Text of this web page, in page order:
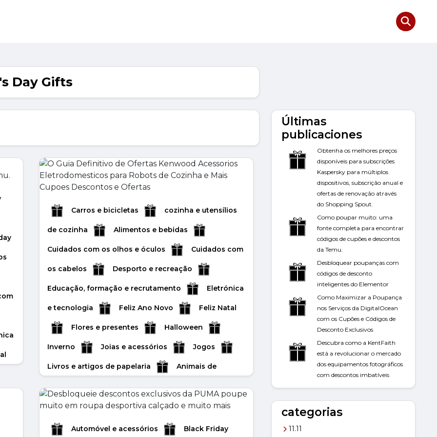
Day Gifts
Carros e bicicletas cozinha e utensílios
de cozinha Alimentos e bebidas
Cuidados com os olhos e óculos Cuidados com
os cabelos Desporto e recreação
Educação, formação e recrutamento Eletrónica
e tecnologia Feliz Ano Novo Feliz Natal
Flores e presentes Halloween
Inverno Joias e acessórios Jogos
Livros e artigos de papelaria Animais de
telecomunicações Crianças e brinquedos
Vendas de outono Valentine's Day Gifts
Automóvel e acessórios Black Friday
Últimas
publicaciones
Obtenha os melhores preços
disponíveis para subscrições
Kaspersky para múltiplos
dispositivos, subscrição anual e
ofertas de renovação através
do Shopping Spout.
Como poupar muito: uma
fonte completa para encontrar
códigos de cupões e descontos
da Temu.
Desbloquear poupanças com
códigos de desconto
inteligentes do Elementor
Como Maximizar a Poupança
nos Serviços da DigitalOcean
com os Cupões e Códigos de
Desconto Exclusivos
Descubra como a KentFaith
está a revolucionar o mercado
dos equipamentos fotográficos
com descontos imbatíveis
categorias
11.11